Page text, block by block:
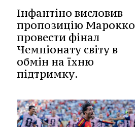
Інфантіно висловив
пропозицію Марокко
провести фінал
Чемпіонату світу в
обмін на їхню
підтримку.